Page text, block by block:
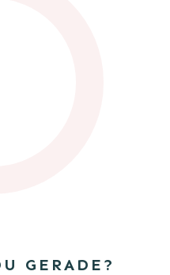
GERADE?